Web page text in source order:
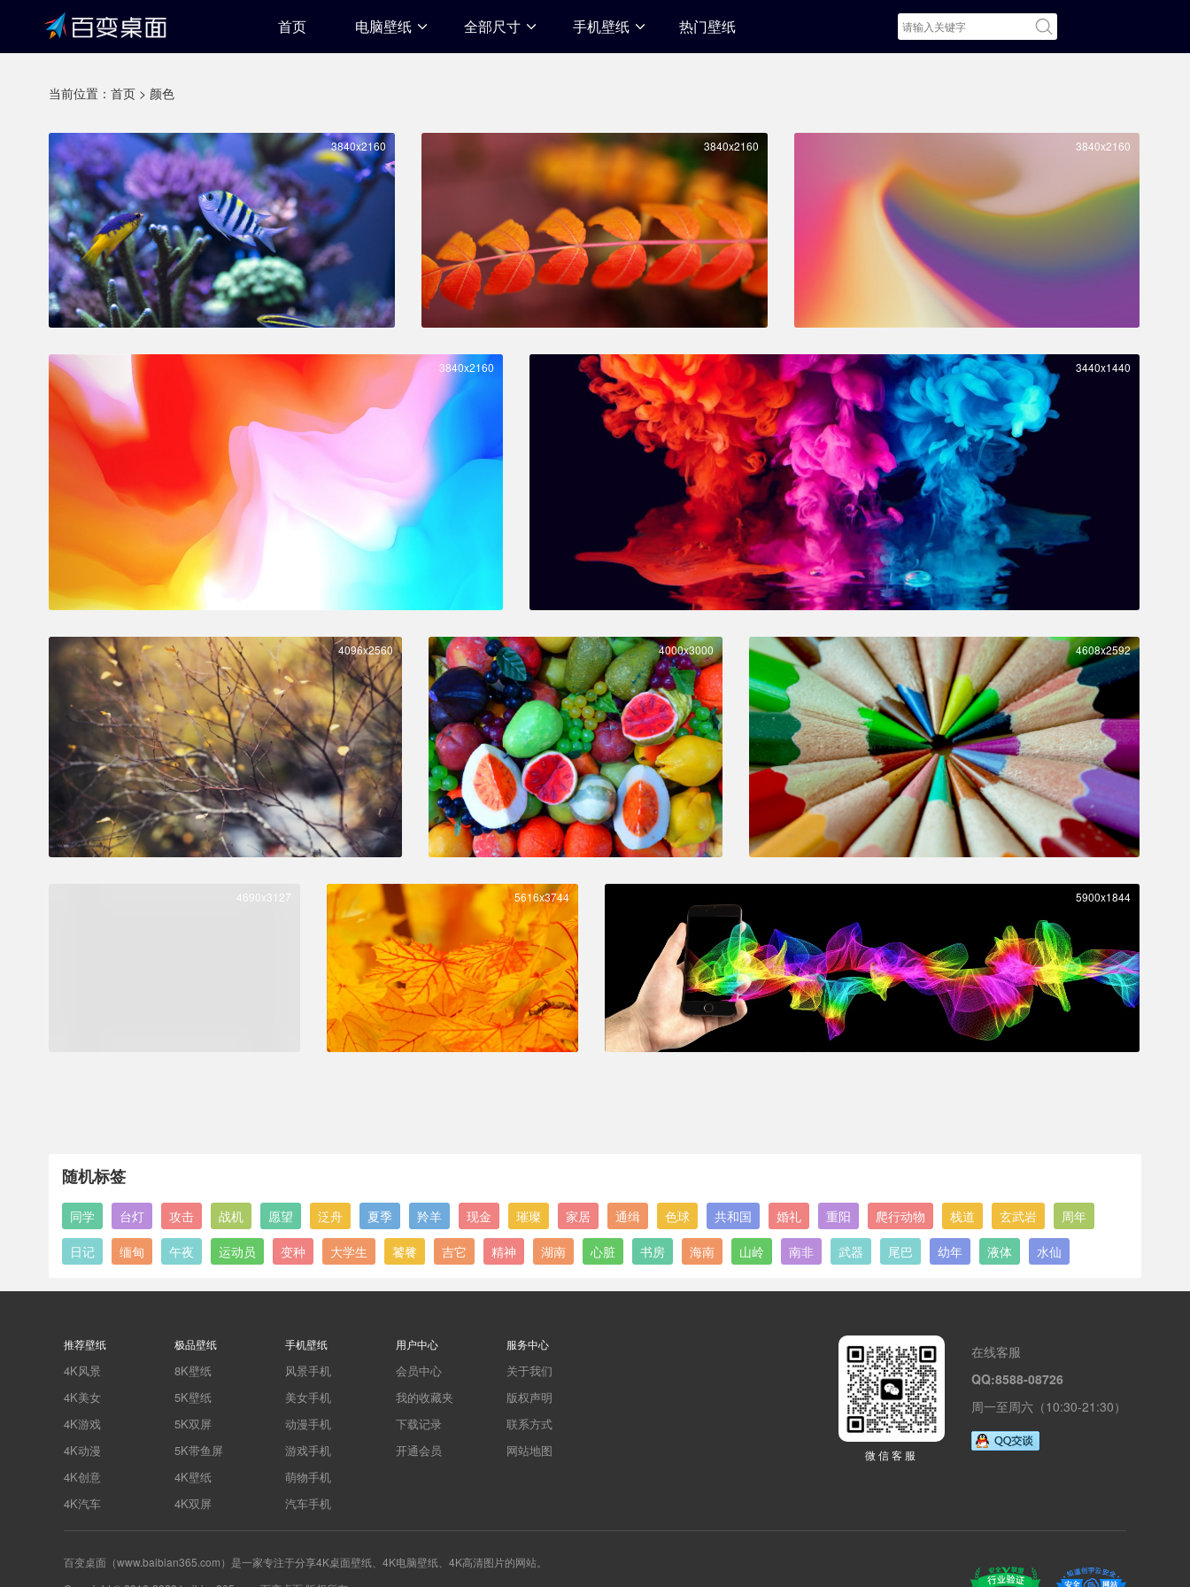
首页 电脑壁纸 全部尺寸 手机壁纸 热门壁纸
当前位置： 首页 > 颜色
3840x2160 3840x2160 3840x2160
3840x2160 3440x1440
4096x2560 4000x3000 4608x2592
4690x3127 5616x3744 5900x1844
随机标签
同学 台灯 攻击 战机 愿望 泛舟 夏季 羚羊 现金 璀璨 家居 通缉 色球 共和国 婚礼 重阳 爬行动物 栈道 玄武岩
周年
日记
缅甸 午夜 运动员 变种 大学生 饕餮 吉它 精神 湖南 心脏 书房 海南 山岭 南非 武器 尾巴 幼年 液体 水仙
推荐壁纸
4K风景
4K美女
4K游戏
4K动漫
4K创意
4K汽车
极品壁纸
8K壁纸
5K壁纸
5K双屏
5K带鱼屏
4K壁纸
4K双屏
手机壁纸
风景手机
美女手机
动漫手机
游戏手机
萌物手机
汽车手机
用户中心
会员中心
我的收藏夹
下载记录
开通会员
服务中心
关于我们
版权声明
联系方式
网站地图
微信客服
在线客服
QQ:8588-08726
周一至周六（10:30-21:30）
百变桌面（www.baibian365.com）是一家专注于分享4K桌面壁纸、4K电脑壁纸、4K高清图片的网站。